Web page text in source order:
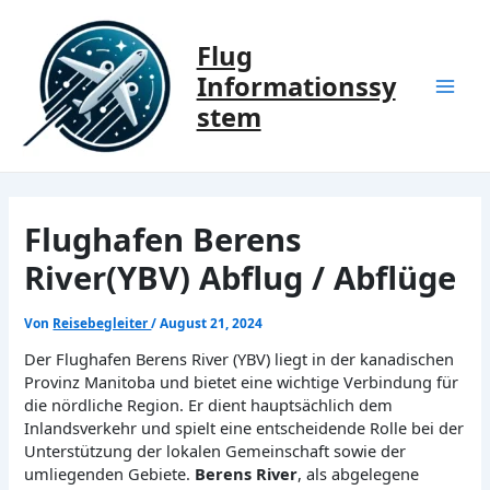
springen
Flug
Informationssy
stem
Flughafen Berens
River(YBV) Abflug / Abflüge
Von Reisebegleiter/August 21, 2024
Der Flughafen Berens River (YBV) liegt in der kanadischen
Provinz Manitoba und bietet eine wichtige Verbindung für
die nördliche Region. Er dient hauptsächlich dem
Inlandsverkehr und spielt eine entscheidende Rolle bei der
Unterstützung der lokalen Gemeinschaft sowie der
umliegenden Gebiete. Berens River, als abgelegene